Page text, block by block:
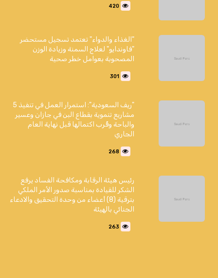
420
"الغذاء والدواء" تعتمد تسجيل مستحضر
"فاوندايو" لعلاج السمنة وزيادة الوزن
المصحوبة بعوامل خطر صحية
301
"ريف السعودية": استمرار العمل في تنفيذ 5
مشاريع تنموية بقطاع البن في جازان وعسير
والباحة وقُرب اكتمالها قبل نهاية العام
الجاري
268
رئيس هيئة الرقابة ومكافحة الفساد يرفع
الشكر للقيادة بمناسبة صدور الأمر الملكي
بترقية (8) أعضاء من وحدة التحقيق والادعاء
الجنائي بالهيئة
263